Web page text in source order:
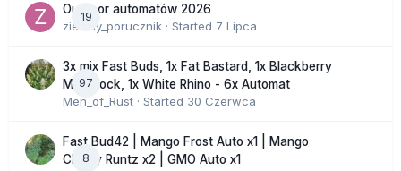
19
Outdoor automatów 2026
zielony_porucznik · Started 7 Lipca
97
3x mix Fast Buds, 1x Fat Bastard, 1x Blackberry
Moonrock, 1x White Rhino - 6x Automat
Men_of_Rust · Started 30 Czerwca
8
Fast Bud42 | Mango Frost Auto x1 | Mango
Cherry Runtz x2 | GMO Auto x1